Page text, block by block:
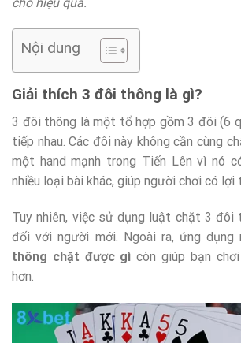
Nội dung
Giải thích 3 đôi thông là gì?
3 đôi thông là một tổ hợp gồm 3 đôi (6
tiếp nhau. Các đôi này không cần cùng
một hand mạnh trong Tiến Lên vì nó
nhiều loại bài khác, giúp người chơi có lợi
Tuy nhiên, việc sử dụng luật chặt 3 đôi
đối với người mới. Ngoài ra, ứng dụng
thông chặt được gì còn giúp bạn
hơn.